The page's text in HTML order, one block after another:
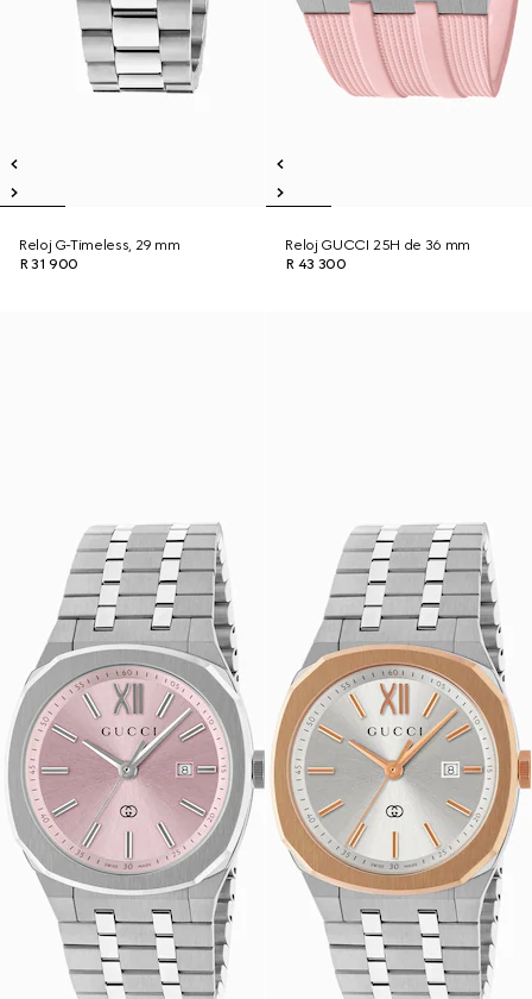
Reloj G-Timeless, 29 mm
R 31 900
Reloj GUCCI 25H de 36 mm
R 43 300